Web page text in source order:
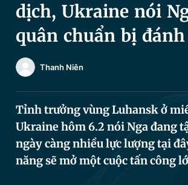
Sản phẩm khác
Tiện ích
dịch, Ukraine nói
quân chuẩn bị
Thanh Niên
Tỉnh trưởng vùng Luhansk ở
Ukraine hôm 6.2 nói Nga đang
ngày càng nhiều lực lượng tại
năng sẽ mở một cuộc tấn công